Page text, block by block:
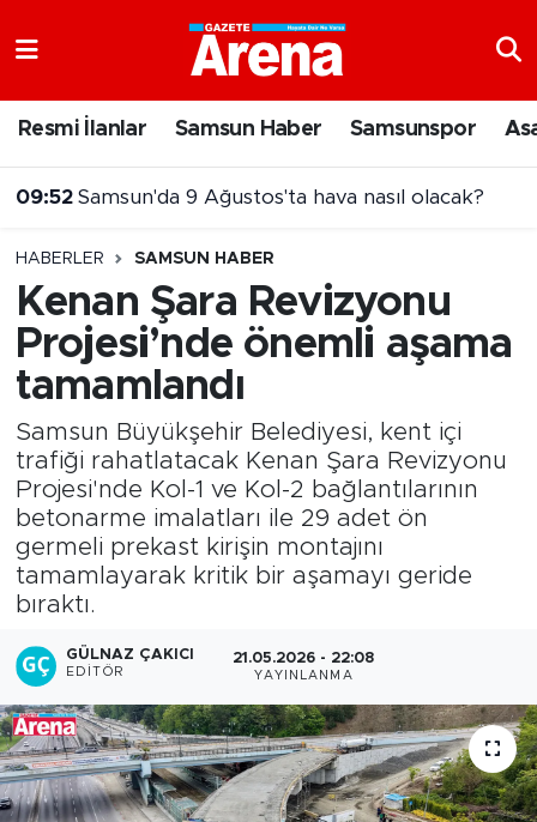
Resmi İlanlar Samsun Haber Samsunspor
07:00 9 Ağustos 2026 güncel fındık fiyatları
HABERLER SAMSUN HABER
Kenan Şara Revizyonu
Projesi’nde önemli aşama
tamamlandı
Samsun Büyükşehir Belediyesi, kent içi
trafiği rahatlatacak Kenan Şara Revizyonu
Projesi'nde Kol-1 ve Kol-2 bağlantılarının
betonarme imalatları ile 29 adet ön
germeli prekast kirişin montajını
tamamlayarak kritik bir aşamayı geride
bıraktı.
GÜLNAZ ÇAKICI
EDITÖR
21.05.2026 - 22:08
YAYINLANMA
Samsun Namaz Vakitleri
Süper Lig Puan Durumu ve Fikstür
Tüm Manşetler
Son Dakika Haberleri
Haber Arşivi